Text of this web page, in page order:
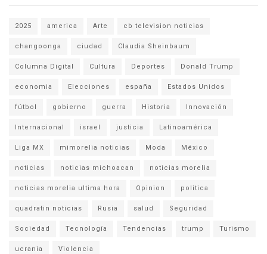
2025 america Arte cb television noticias
changoonga ciudad Claudia Sheinbaum
Columna Digital Cultura Deportes Donald Trump
economia Elecciones españa Estados Unidos
fútbol gobierno guerra Historia Innovación
Internacional israel justicia Latinoamérica
Liga MX mimorelia noticias Moda México
noticias noticias michoacan noticias morelia
noticias morelia ultima hora Opinion politica
quadratin noticias Rusia salud Seguridad
Sociedad Tecnología Tendencias trump Turismo
ucrania Violencia